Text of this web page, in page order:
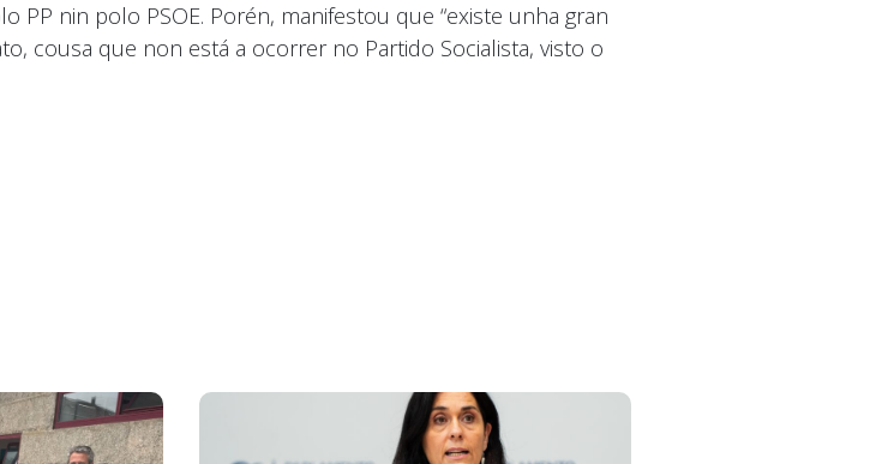
nin polo PSOE. Porén, manifestou que “existe unha gran
cousa que non está a ocorrer no Partido Socialista, visto o